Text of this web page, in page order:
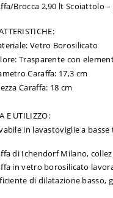
Brocca 2,90 lt Scoiattolo
Vetro Borosilicato
Trasparente con
Caraffa: 17,3 cm
Caraffa: 18 cm
E UTILIZZO:
in lavastoviglie a
di Ichendorf Milano,
in vetro borosilicato
di dilatazione basso,